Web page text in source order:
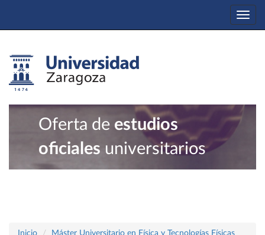
Oferta de estudios
oficiales universitarios
Inicio
Máster Universitario en Física y Tecnologías Físicas